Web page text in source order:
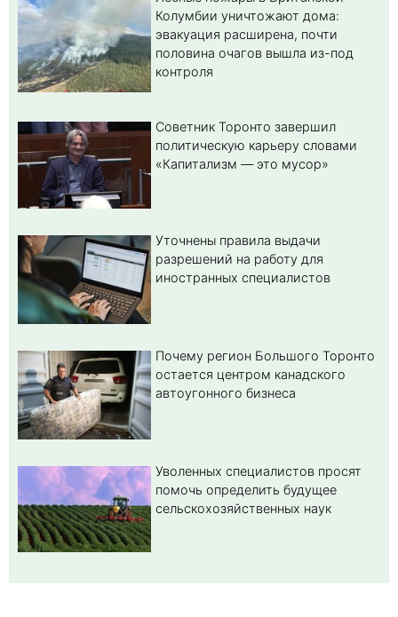
Колумбии уничтожают дома:
эвакуация расширена, почти
половина очагов вышла из-под
контроля
Советник Торонто завершил
политическую карьеру словами
«Капитализм — это мусор»
Уточнены правила выдачи
разрешений на работу для
иностранных специалистов
Почему регион Большого Торонто
остается центром канадского
автоугонного бизнеса
Уволенных специалистов просят
помочь определить будущее
сельскохозяйственных наук